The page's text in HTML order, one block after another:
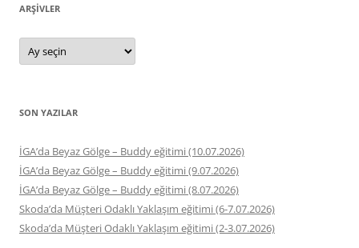
ARŞIVLER
Arşivler
SON YAZILAR
İGA’da Beyaz Gölge – Buddy eğitimi (10.07.2026)
İGA’da Beyaz Gölge – Buddy eğitimi (9.07.2026)
İGA’da Beyaz Gölge – Buddy eğitimi (8.07.2026)
Skoda’da Müşteri Odaklı Yaklaşım eğitimi (6-7.07.2026)
Skoda’da Müşteri Odaklı Yaklaşım eğitimi (2-3.07.2026)